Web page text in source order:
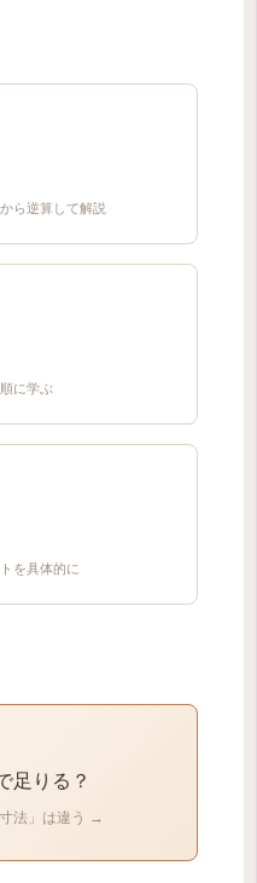
ら逆算して解説
に学ぶ
を具体的に
足りる？
法」は違う →